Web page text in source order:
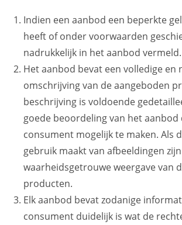
Indien een aanbod een beperkte
heeft of onder voorwaarden
nadrukkelijk in het aanbod vermeld.
Het aanbod bevat een volledige en
omschrijving van de aangeboden
beschrijving is voldoende
goede beoordeling van het
consument mogelijk te maken. Als
gebruik maakt van afbeeldingen
waarheidsgetrouwe weergave van
producten.
Elk aanbod bevat zodanige
consument duidelijk is wat de